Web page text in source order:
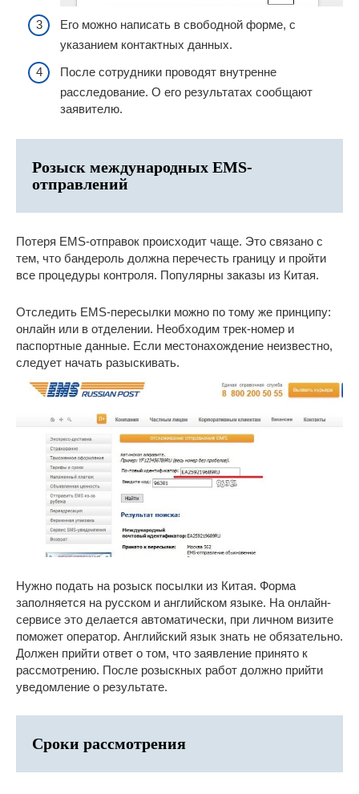
Его можно написать в свободной форме, с
указанием контактных данных.
После сотрудники проводят внутренне
расследование. О его результатах сообщают
заявителю.
Розыск международных EMS-
отправлений
Потеря EMS-отправок происходит чаще. Это связано с
тем, что бандероль должна перечесть границу и пройти
все процедуры контроля. Популярны заказы из Китая.
Отследить EMS-пересылки можно по тому же принципу:
онлайн или в отделении. Необходим трек-номер и
паспортные данные. Если местонахождение неизвестно,
следует начать разыскивать.
Нужно подать на розыск посылки из Китая. Форма
заполняется на русском и английском языке. На онлайн-
сервисе это делается автоматически, при личном визите
поможет оператор. Английский язык знать не обязательно.
Должен прийти ответ о том, что заявление принято к
рассмотрению. После розыскных работ должно прийти
уведомление о результате.
Сроки рассмотрения